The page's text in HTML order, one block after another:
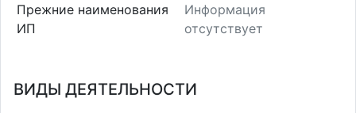
Прежние наименования
ИП
Информация
отсутствует
ВИДЫ ДЕЯТЕЛЬНОСТИ